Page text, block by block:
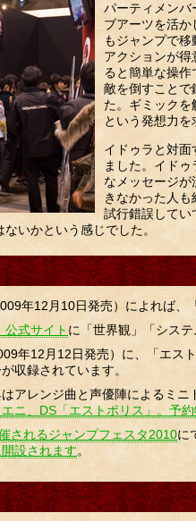
パーティメンバ
ブアーツを活
もジャンプで
アクションが
ると簡単な操作
敵を倒すことで
た。ギミック
という発想力を
イドゥラと対
ました。イド
なメッセージ
きなかった人
試行錯誤してい
いかという感じでした。
年12月10日発売）によれば、
公式サイト に「世界観」「シス
年12月12日発売）に、「エス
収録されています。
アレンジ曲と声優陣によるミ
エニ、DS「エストポリス」。予
されるジャンプフェスタ2010に
設されます。